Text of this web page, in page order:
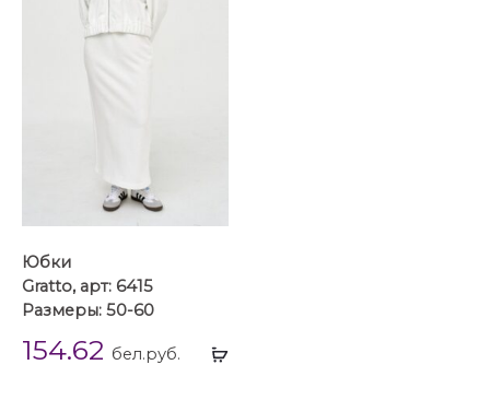
Выбрать
Юбки
Gratto, арт: 6415
Размеры: 50-60
154.62 бел.руб.